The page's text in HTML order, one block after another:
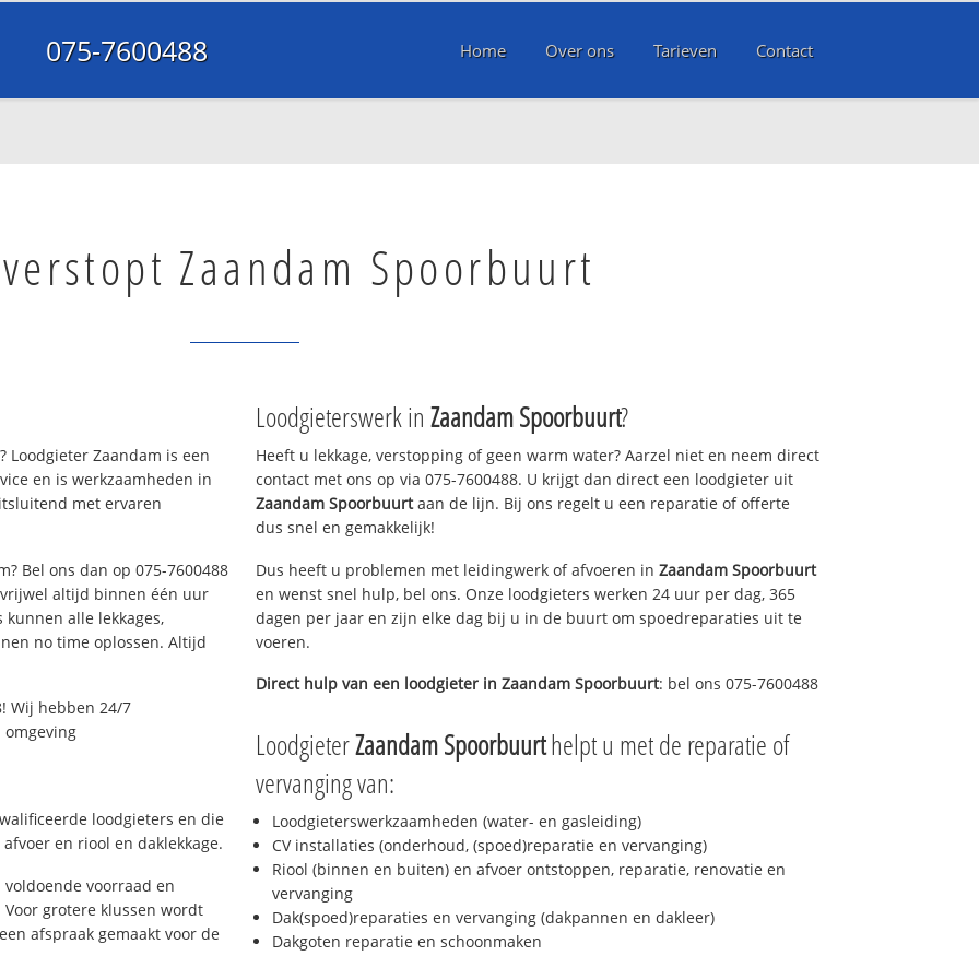
075-7600488 Home Over ons Tarieven Contact
Zaandam Spoorbuurt
Zaandam is een
en is werkzaamheden in
met ervaren
Bel ons dan op 075-7600488
altijd binnen één uur
alle lekkages,
no time oplossen. Altijd
Wij hebben 24/7
loodgieters en die
en riool en daklekkage.
voorraad en
grotere klussen wordt
afspraak gemaakt voor de
Loodgieterswerk in Zaandam Spoorbuurt?
Heeft u lekkage, verstopping of geen warm water? Aarzel niet en neem direct
contact met ons op via 075-7600488. U krijgt dan direct een loodgieter uit
Zaandam Spoorbuurtaan de lijn. Bij ons regelt u een reparatie of offerte
dus snel en gemakkelijk!
Dus heeft u problemen met leidingwerk of afvoeren in Zaandam Spoorbuurt
en wenst snel hulp, bel ons. Onze loodgieters werken 24 uur per dag, 365
dagen per jaar en zijn elke dag bij u in de buurt om spoedreparaties uit te
voeren.
Direct hulp van een loodgieter in Zaandam Spoorbuurt: bel ons 075-7600488
LoodgieterZaandam Spoorbuurthelpt u met de reparatie of
vervanging van:
Loodgieterswerkzaamheden (water- en gasleiding)
CV installaties (onderhoud, (spoed)reparatie en vervanging)
Riool (binnen en buiten) en afvoer ontstoppen, reparatie, renovatie en
vervanging
Dak(spoed)reparaties en vervanging (dakpannen en dakleer)
Dakgoten reparatie en schoonmaken